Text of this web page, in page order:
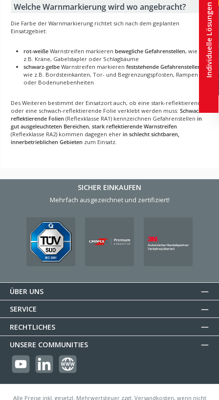
Welche Warnmarkierung wird wo angebracht?
Die Farbe der Warnmarkierung richtet sich nach dem geplanten
Einsatzgebiet:
rot-weißeWarnstreifen markieren bewegliche Gefahrenstellen, wie
z.B. Kräne, Gabelstapler oder Schlagbäume
schwarz-gelbeWarnstreifen markieren feststehende Gefahrenstellen
wie z.B. Bordsteinkanten, Tor- und Begrenzungspfosten, Rampen
oder Bodenunebenheiten
Des Weiteren bestimmt der Einsatzort auch, ob eine stark-reflektierende
oder eine schwach-reflektierende Folie verklebt werden muss: Schwach
reflektierende Folien (Reflexklasse RA1) kennzeichnen Gefahrenstellen in
gut ausgeleuchteten Bereichen, stark reflektierende Warnstreifen
(Reflexklasse RA2) kommen dagegen eher in schlecht sichtbaren,
innerbetrieblichen Gebieten zum Einsatz.
SICHER EINKAUFEN
Mehrfach ausgezeichnet und zertifiziert!
ÜBER UNS
SERVICE
RECHTLICHES
UNSERE COMMUNITIES
https://youtube.com/@reflectogmbh2119?si=Oew0U3xn87ZcBMoM
LinkedIn Website
Alle Preise inkl. gesetzl. Mehrwertsteuer zzgl. Versandkosten, wenn nicht
Individuelle Lösungen